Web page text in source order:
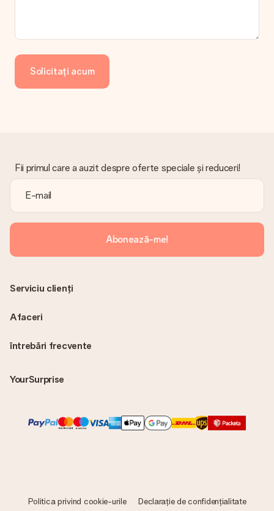
Regretăm profund că darul tău nu îți place. Vă rugăm să
să vă ajute să găsiți o soluție adecvată.
Factura este trimisă împreună cu comanda?
Solicitați acum
Fii primul care a auzit despre oferte speciale și reduceri!
Abonează-me!
întrebări frecvente
YourSurprise
Serviciu clienți
Afaceri
Politica privind cookie-urile
Declarație de confidențialitate